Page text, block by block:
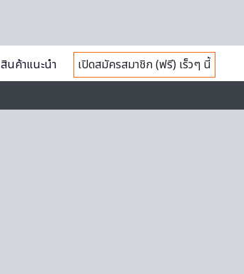
สินค้าแนะนำ
เปิดสมัครสมาชิก (ฟรี) เร็วๆ นี้